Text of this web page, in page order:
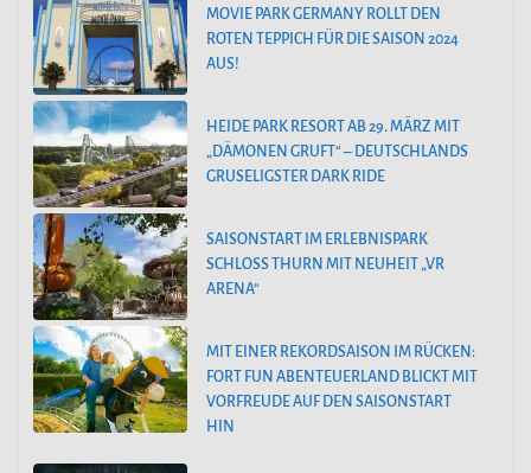
MOVIE PARK GERMANY ROLLT DEN
ROTEN TEPPICH FÜR DIE SAISON 2024
AUS!
HEIDE PARK RESORT AB 29. MÄRZ MIT
„DÄMONEN GRUFT“ – DEUTSCHLANDS
GRUSELIGSTER DARK RIDE
SAISONSTART IM ERLEBNISPARK
SCHLOSS THURN MIT NEUHEIT „VR
ARENA“
MIT EINER REKORDSAISON IM RÜCKEN:
FORT FUN ABENTEUERLAND BLICKT MIT
VORFREUDE AUF DEN SAISONSTART
HIN